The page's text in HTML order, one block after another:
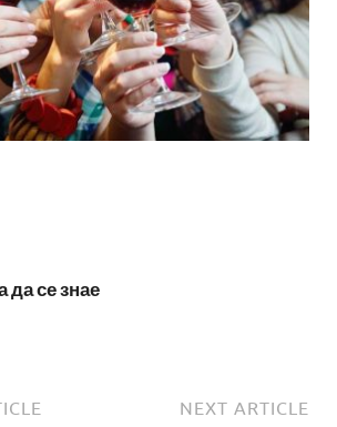
да се знае
NEXT ARTICLE